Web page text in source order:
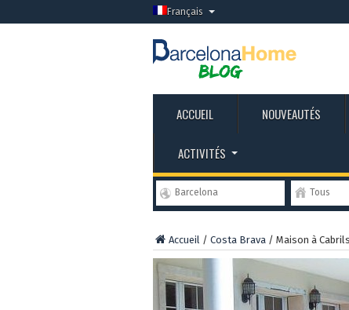
Français
ACCUEIL NOUVEAUTÉS
ACTIVITÉS
Barcelona Tous
Accueil / Costa Brava/ Maison à Cabrils